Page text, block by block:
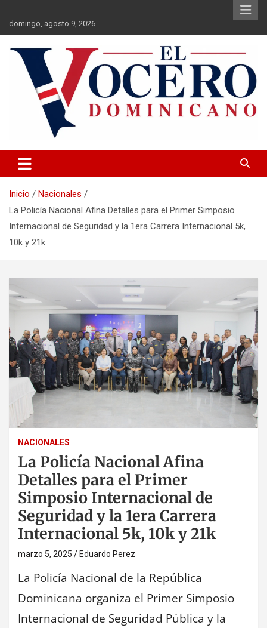
contenido
domingo, agosto 9, 2026
El Vocero Dominicano
Inicio
Nacionales
La Policía Nacional Afina Detalles para el Primer Simposio
Internacional de Seguridad y la 1era Carrera Internacional 5k,
10k y 21k
NACIONALES
La Policía Nacional Afina
Detalles para el Primer
Simposio Internacional de
Seguridad y la 1era Carrera
Internacional 5k, 10k y 21k
marzo 5, 2025 Eduardo Perez
La Policía Nacional de la República
Dominicana organiza el Primer Simposio
Internacional de Seguridad Pública y la